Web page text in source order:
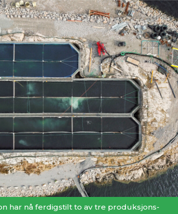
har nå ferdigstilt to av tre produksjons­